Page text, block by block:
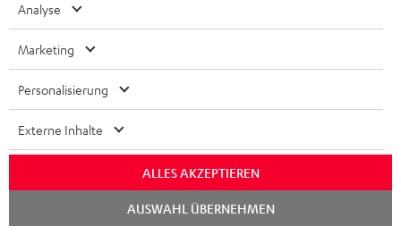
Store Finder
Erlebe unsere Produkte hautnah und lass dich persönlich
im Store beraten.
Analyse
Marketing
Personalisierung
Externe Inhalte
ALLES AKZEPTIEREN
AUSWAHL ÜBERNEHMEN